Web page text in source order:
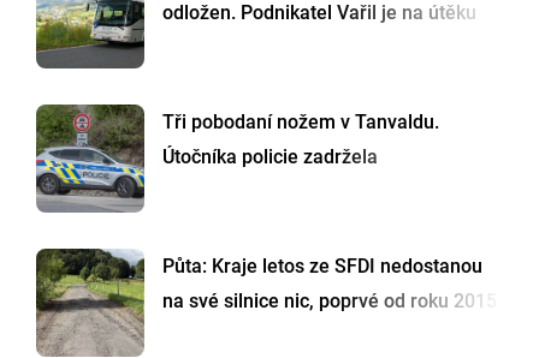
odložen. Podnikatel Vařil je na útěku
Tři pobodaní nožem v Tanvaldu.
Útočníka policie zadržela
Půta: Kraje letos ze SFDI nedostanou
na své silnice nic, poprvé od roku 2015